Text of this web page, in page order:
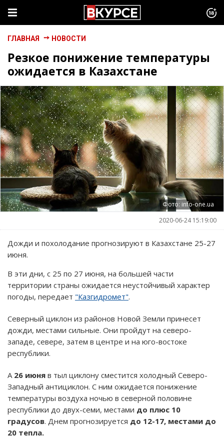
ГЛАВНАЯ НОВОСТИ
Резкое понижение температуры
ожидается в Казахстане
Фото: info-one.ua
2020-06-24 15:19:00
Дожди и похолодание прогнозируют в Казахстане 25-27
июня.
В эти дни, с 25 по 27 июня, на большей части
территории страны ожидается неустойчивый характер
погоды, передает "Казгидромет".
Северный циклон из районов Новой Земли принесет
дожди, местами сильные. Они пройдут на северо-
западе, севере, затем в центре и на юго-востоке
республики.
А 26 июня в тыл циклону сместится холодный Северо-
Западный антициклон. С ним ожидается понижение
температуры воздуха ночью в северной половине
республики до двух-семи, местами до плюс 10
градусов. Днем прогнозируется до 12-17, местами до
20 тепла.